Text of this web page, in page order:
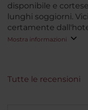
disponibile e
lunghi soggiorni.
certamente
gentilezza del
Mostra informazioni
Tutte le recensioni